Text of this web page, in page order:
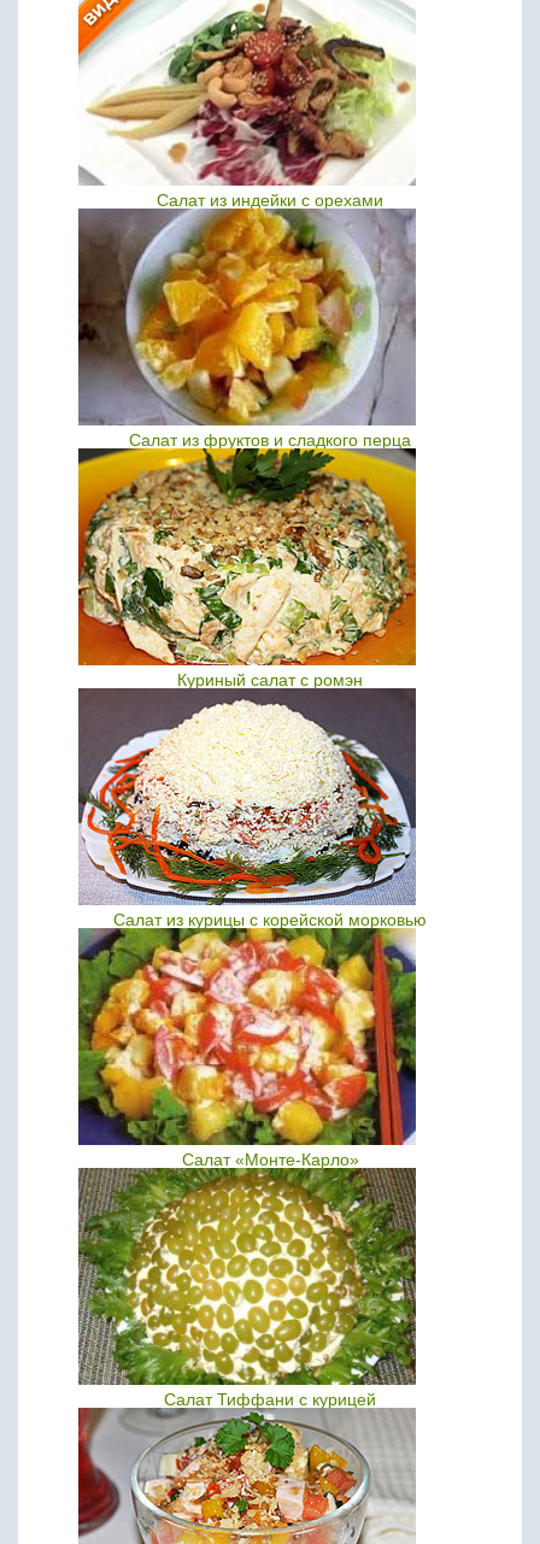
Салат из индейки с орехами
Салат из фруктов и сладкого перца
Куриный салат с ромэн
Салат из курицы с корейской морковью
Салат «Монте-Карло»
Салат Тиффани с курицей